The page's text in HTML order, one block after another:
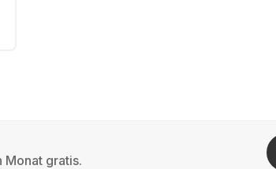
Monat gratis.